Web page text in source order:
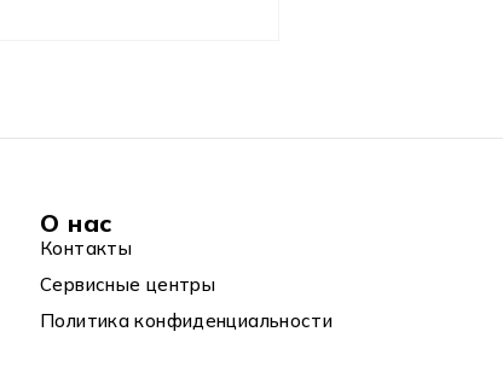
О нас
Контакты
Сервисные центры
Политика конфиденциальности